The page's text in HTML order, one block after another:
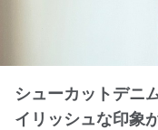
シューカットデニ
イリッシュな印象